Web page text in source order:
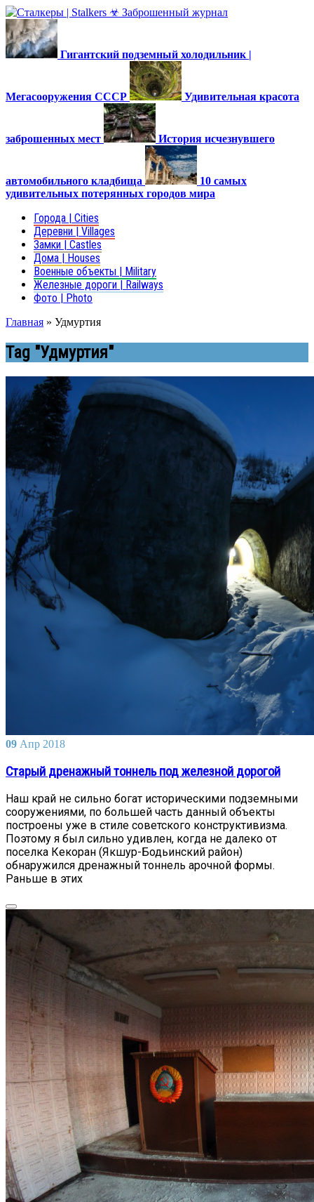
Гигантский подземный холодильник |
Мегасооружения СССР Удивительная красота
заброшенных мест История исчезнувшего
автомобильного кладбища
10 самых
удивительных потерянных городов мира
Города | Cities
Деревни | Villages
Замки | Castles
Дома | Houses
Военные объекты | Military
Железные дороги | Railways
Фото | Photo
Главная » Удмуртия
Tag "Удмуртия"
09 Апр 2018
Старый дренажный тоннель под железной дорогой
Наш край не сильно богат историческими подземными
сооружениями, по большей часть данный объекты
построены уже в стиле советского конструктивизма.
Поэтому я был сильно удивлен, когда не далеко от
поселка Кекоран (Якшур-Бодьинский район)
обнаружился дренажный тоннель арочной формы.
Раньше в этих